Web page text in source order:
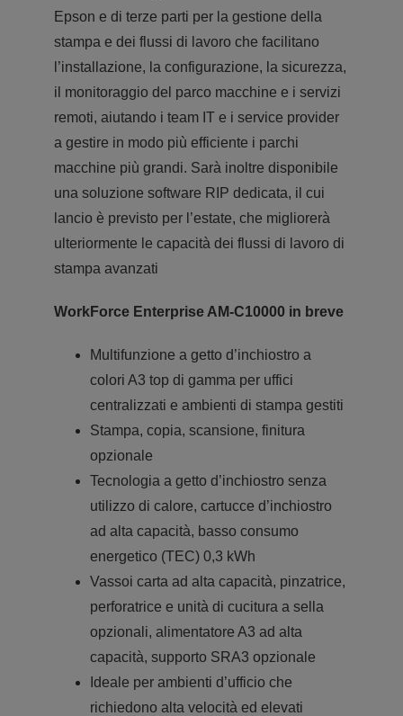
Epson e di terze parti per la gestione della
stampa e dei flussi di lavoro che facilitano
l’installazione, la configurazione, la sicurezza,
il monitoraggio del parco macchine e i servizi
remoti, aiutando i team IT e i service provider
a gestire in modo più efficiente i parchi
macchine più grandi. Sarà inoltre disponibile
una soluzione software RIP dedicata, il cui
lancio è previsto per l’estate, che migliorerà
ulteriormente le capacità dei flussi di lavoro di
stampa avanzati
WorkForce Enterprise AM-C10000 in breve
Multifunzione a getto d’inchiostro a
colori A3 top di gamma per uffici
centralizzati e ambienti di stampa gestiti
Stampa, copia, scansione, finitura
opzionale
Tecnologia a getto d’inchiostro senza
utilizzo di calore, cartucce d’inchiostro
ad alta capacità, basso consumo
energetico (TEC) 0,3 kWh
Vassoi carta ad alta capacità, pinzatrice,
perforatrice e unità di cucitura a sella
opzionali, alimentatore A3 ad alta
capacità, supporto SRA3 opzionale
Ideale per ambienti d’ufficio che
richiedono alta velocità ed elevati